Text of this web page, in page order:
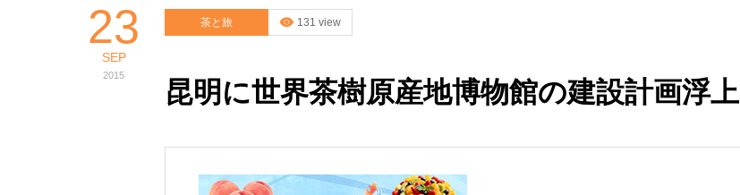
23
SEP
2015
茶と旅 131 view
昆明に世界茶樹原産地博物館の建設計画浮上